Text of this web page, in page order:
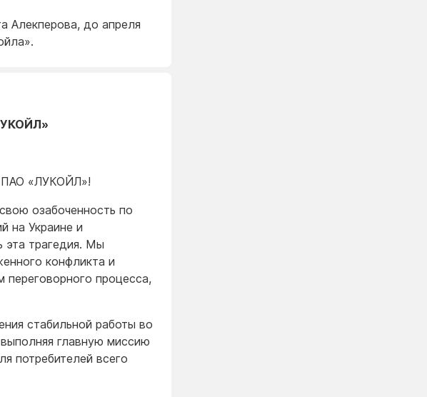
Алекперова, до апреля
ПАО «ЛУКОЙЛ»!
озабоченность по
на Украине и
эта трагедия. Мы
конфликта и
процесса,
стабильной работы во
главную миссию
потребителей всего